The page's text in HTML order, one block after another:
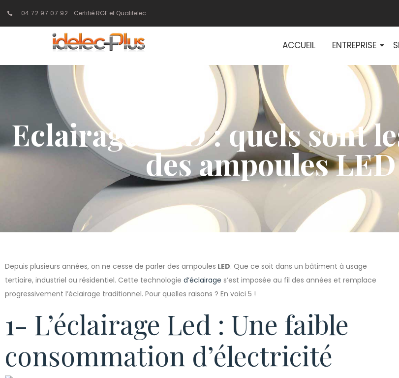
04 72 97 07 92 Certifié RGE et Qualifelec
ACCUEIL ENTREPRISE
Eclairage LED : quels sont
des ampoules
Depuis plusieurs années, on ne cesse de parler des ampoules LED. Que ce soit dans un bâtiment à usage
tertiaire, industriel ou résidentiel. Cette technologie d’éclairage s’est imposée au fil des années et remplace
progressivement l’éclairage traditionnel. Pour quelles raisons ? En voici 5 !
1- L’éclairage Led : Une faible
consommation d’électricité